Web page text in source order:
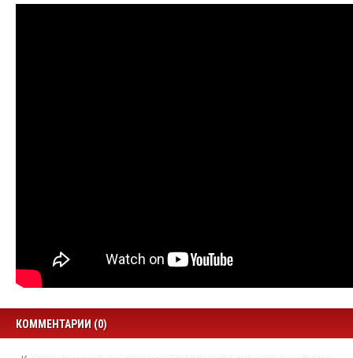
КОММЕНТАРИИ (0)